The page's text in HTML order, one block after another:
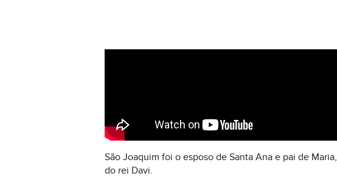
São Joaquim foi o esposo de Santa Ana e pai de
do rei Davi.